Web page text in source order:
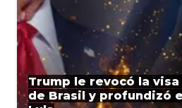
Trump le revocó la
de Brasil y profundizó